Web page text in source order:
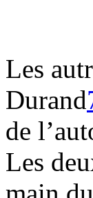
Les
Durand
de
Les